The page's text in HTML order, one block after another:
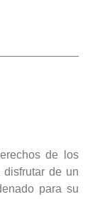
de los
de un
para su